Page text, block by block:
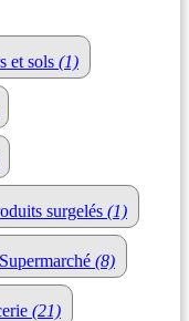
et sols (1)
surgelés (1)
Supermarché (8)
(21)